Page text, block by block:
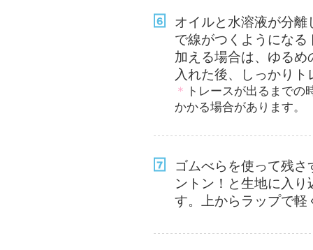
オイルと水溶液が分
で線がつくようにな
加える場合は、ゆる
入れた後、しっかり
＊ トレースが出るまでの
かかる場合があります。
ゴムべらを使って残
ントン！と生地に入
す。上からラップで軽